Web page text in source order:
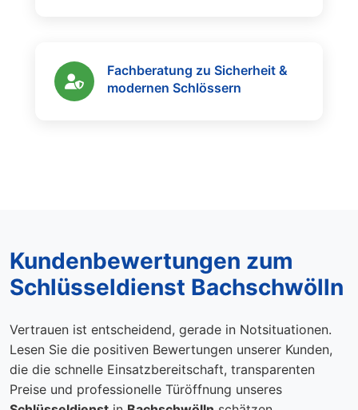
Fachberatung zu Sicherheit &
modernen Schlössern
Kundenbewertungen zum
Schlüsseldienst Bachschwölln
Vertrauen ist entscheidend, gerade in Notsituationen.
Lesen Sie die positiven Bewertungen unserer Kunden,
die die schnelle Einsatzbereitschaft, transparenten
Preise und professionelle Türöffnung unseres